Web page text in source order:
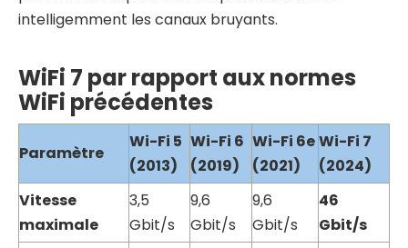
intelligemment les canaux bruyants.
WiFi 7 par rapport aux normes
WiFi précédentes
Paramètre
Wi-Fi 5
(2013)
Wi-Fi 6
(2019)
Wi-Fi 6e
(2021)
Wi-Fi 7
(2024)
Vitesse
maximale
3,5
Gbit/s
9,6
Gbit/s
9,6
Gbit/s
46
Gbit/s